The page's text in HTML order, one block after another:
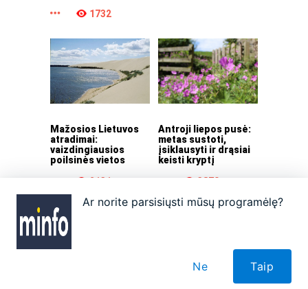
1732
Mažosios Lietuvos
atradimai:
vaizdingiausios
poilsinės vietos
2131
Antroji liepos pusė:
metas sustoti,
įsiklausyti ir drąsiai
keisti kryptį
3870
Apie
Kontaktai
Ar norite parsisiųsti mūsų programėlę?
Taip
Ne